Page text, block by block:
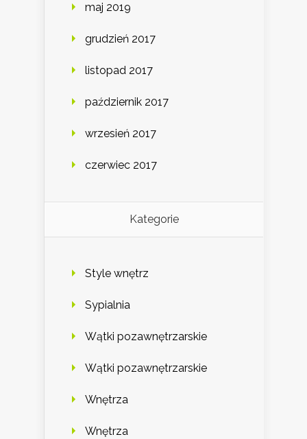
maj 2019
grudzień 2017
listopad 2017
październik 2017
wrzesień 2017
czerwiec 2017
Kategorie
Style wnętrz
Sypialnia
Wątki pozawnętrzarskie
Wątki pozawnętrzarskie
Wnętrza
Wnętrza